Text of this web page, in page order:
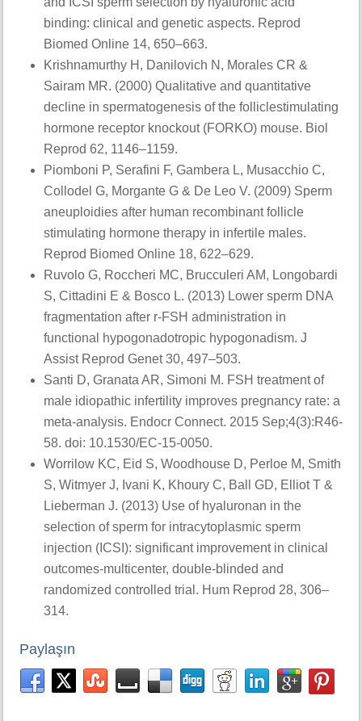
binding: clinical and genetic aspects. Reprod
Biomed Online 14, 650–663.
Krishnamurthy H, Danilovich N, Morales CR &
Sairam MR. (2000) Qualitative and quantitative
decline in spermatogenesis of the folliclestimulating
hormone receptor knockout (FORKO) mouse. Biol
Reprod 62, 1146–1159.
Piomboni P, Serafini F, Gambera L, Musacchio C,
Collodel G, Morgante G & De Leo V. (2009) Sperm
aneuploidies after human recombinant follicle
stimulating hormone therapy in infertile males.
Reprod Biomed Online 18, 622–629.
Ruvolo G, Roccheri MC, Brucculeri AM, Longobardi
S, Cittadini E & Bosco L. (2013) Lower sperm DNA
fragmentation after r-FSH administration in
functional hypogonadotropic hypogonadism. J
Assist Reprod Genet 30, 497–503.
Santi D, Granata AR, Simoni M. FSH treatment of
male idiopathic infertility improves pregnancy rate: a
meta-analysis. Endocr Connect. 2015 Sep;4(3):R46-
58. doi: 10.1530/EC-15-0050.
Worrilow KC, Eid S, Woodhouse D, Perloe M, Smith
S, Witmyer J, Ivani K, Khoury C, Ball GD, Elliot T &
Lieberman J. (2013) Use of hyaluronan in the
selection of sperm for intracytoplasmic sperm
injection (ICSI): significant improvement in clinical
outcomes-multicenter, double-blinded and
randomized controlled trial. Hum Reprod 28, 306–
314.
Paylaşın